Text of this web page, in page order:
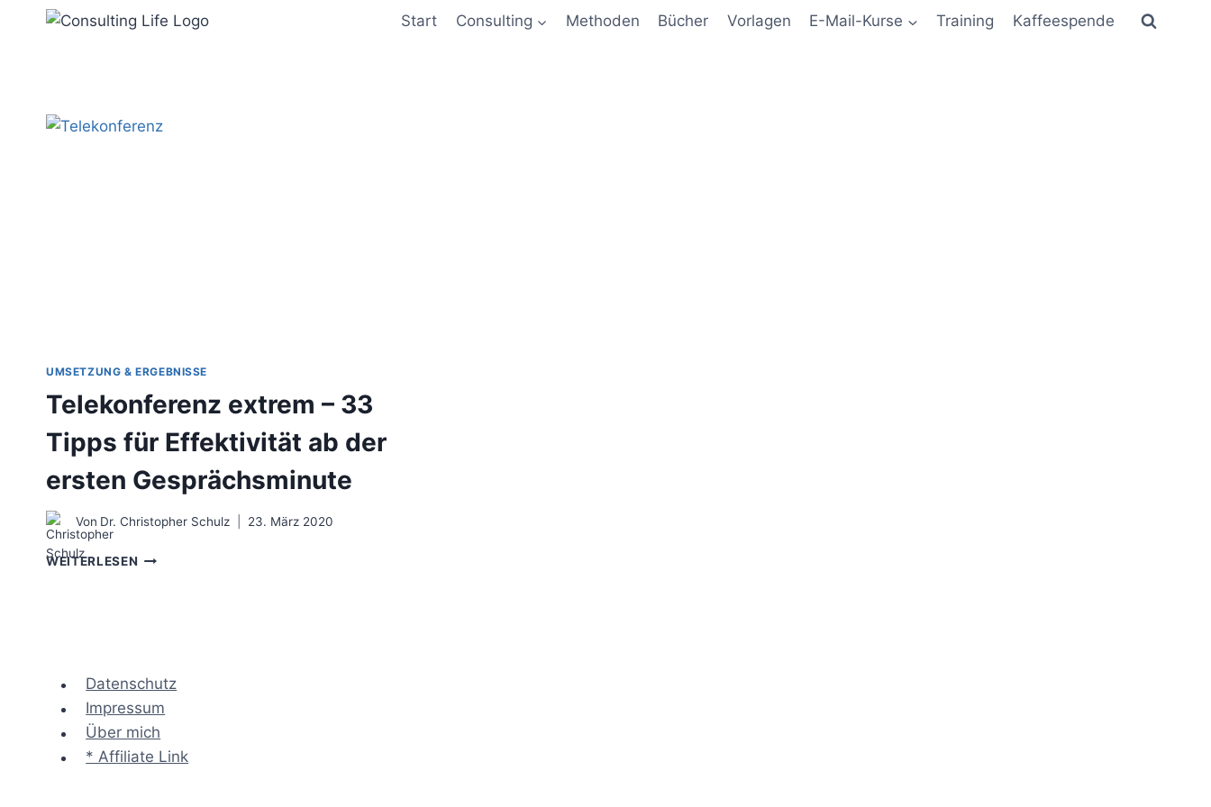
Start Consulting Methoden Bücher Vorlagen E-Mail-Kurse Training Kaffeespende
UMSETZUNG & ERGEBNISSE
Telekonferenz extrem – 33
Tipps für Effektivität ab der
ersten Gesprächsminute
Von Dr. Christopher Schulz 23. März 2020
WEITERLESEN TELEKONFERENZ
AB
DER
ERSTEN
Datenschutz
Impressum
Über mich
* Affiliate Link